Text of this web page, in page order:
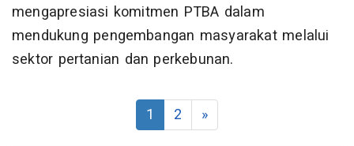
mengapresiasi komitmen PTBA dalam
mendukung pengembangan masyarakat melalui
sektor pertanian dan perkebunan.
1 2 »